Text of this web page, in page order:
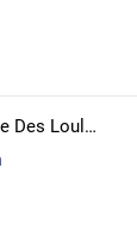
La Solderie Des Loulous